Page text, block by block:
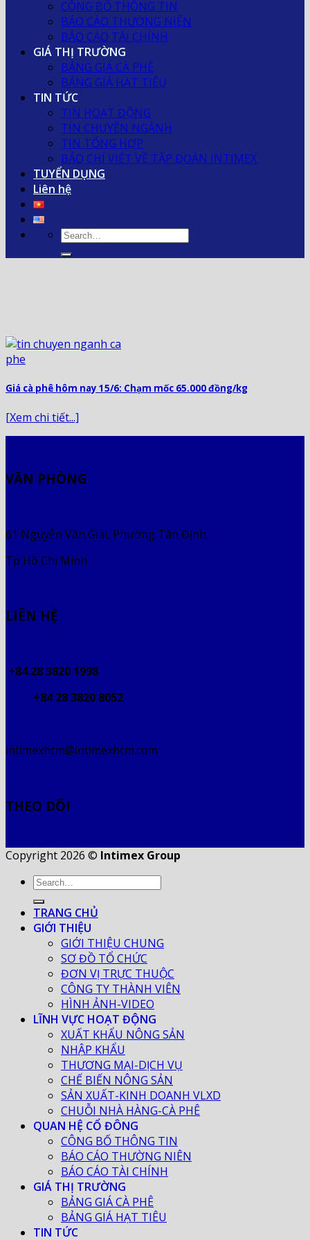
CÔNG BỐ THÔNG TIN
BÁO CÁO THƯỜNG NIÊN
BÁO CÁO TÀI CHÍNH
GIÁ THỊ TRƯỜNG
BẢNG GIÁ CÀ PHÊ
BẢNG GIÁ HẠT TIÊU
TIN TỨC
TIN HOẠT ĐỘNG
TIN CHUYÊN NGÀNH
TIN TỔNG HỢP
BÁO CHÍ VIẾT VỀ TẬP ĐOÀN INTIMEX
TUYỂN DỤNG
Liên hệ
Giá cà phê hôm nay 15/6: Chạm mốc 65.000 đồng/kg
[Xem chi tiết...]
VĂN PHÒNG
61 Nguyễn Văn Giai, Phường Tân Định,
Tp Hồ Chí Minh
LIÊN HỆ
+84 28 3820 1998
+84 28 3820 8052
intimexhcm@intimexhcm.com
THEO DÕI
Copyright 2026 © Intimex Group
TRANG CHỦ
GIỚI THIỆU
GIỚI THIỆU CHUNG
SƠ ĐỒ TỔ CHỨC
ĐƠN VỊ TRỰC THUỘC
CÔNG TY THÀNH VIÊN
HÌNH ẢNH-VIDEO
LĨNH VỰC HOẠT ĐỘNG
XUẤT KHẨU NÔNG SẢN
NHẬP KHẨU
THƯƠNG MẠI-DỊCH VỤ
CHẾ BIẾN NÔNG SẢN
SẢN XUẤT-KINH DOANH VLXD
CHUỖI NHÀ HÀNG-CÀ PHÊ
QUAN HỆ CỔ ĐÔNG
CÔNG BỐ THÔNG TIN
BÁO CÁO THƯỜNG NIÊN
BÁO CÁO TÀI CHÍNH
GIÁ THỊ TRƯỜNG
BẢNG GIÁ CÀ PHÊ
BẢNG GIÁ HẠT TIÊU
TIN TỨC